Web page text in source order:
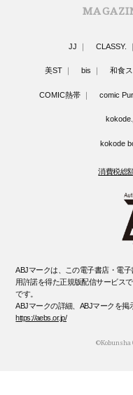
JJ CLASSY.
美ST bis 和食
COMIC熱帯 comic
kokode
消費税総
ABJマークは、この電子書店・電
用許諾を得た正規版配信サービス
です。
ABJマークの詳細、ABJマークを掲
https://aebs.or.jp/
©Kobunsha